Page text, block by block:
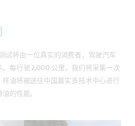
试将由一位真实的消费者，驾驶汽车
每行驶 2,000 公里，我们将采集一次
油将被送往中国嘉实多技术中心进行
的性能。